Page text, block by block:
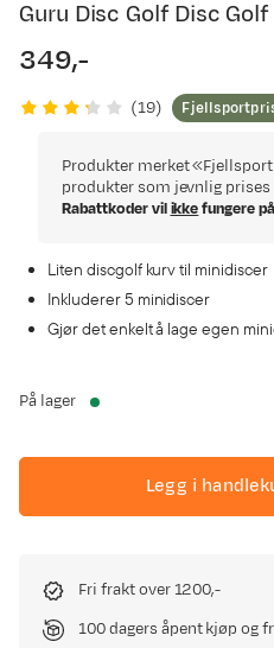
Guru Disc Golf Disc
price
349,-
(19)
Produkter merket
produkter som jevnlig
Rabattkoder vilikkefungere
Liten discgolf kurv til minidiscer
Inkluderer 5 minidiscer
Gjør det enkelt å lage egen
På lager
Legg i
Fri frakt over 1200,-
100 dagers åpent kjøp og